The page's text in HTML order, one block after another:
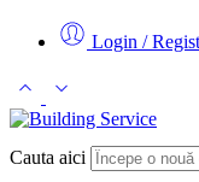
Login /
Cauta aici